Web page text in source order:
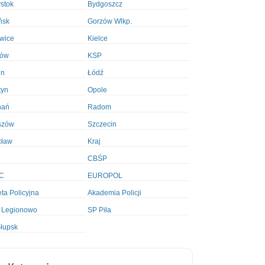
Bydgoszcz
Gorzów Wlkp.
Kielce
KSP
Łódź
Opole
Radom
Szczecin
Kraj
CBŚP
EUROPOL
Policyjna Akademia Policji
Legionowo SP Piła